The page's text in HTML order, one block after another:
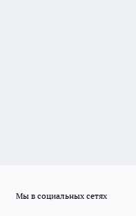
Мы в социальных сетях